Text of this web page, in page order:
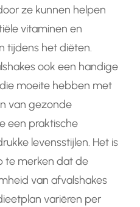
ze kunnen helpen
vitaminen en
tijdens het diëten.
ook een handige
moeite hebben met
van gezonde
een praktische
levensstijlen. Het is
te merken dat de
van afvalshakes
variëren per